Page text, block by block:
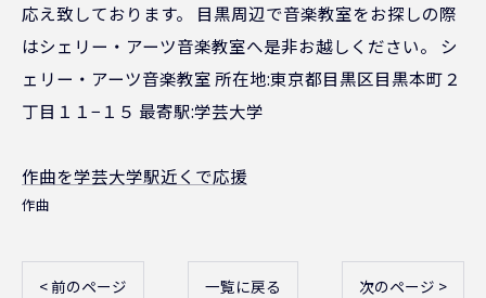
応え致しております。 目黒周辺で音楽教室をお探しの際
はシェリー・アーツ音楽教室へ是非お越しください。 シ
ェリー・アーツ音楽教室 所在地:東京都目黒区目黒本町２
丁目１１−１５ 最寄駅:学芸大学
作曲を学芸大学駅近くで応援
作曲
< 前のページ 一覧に戻る 次のページ >